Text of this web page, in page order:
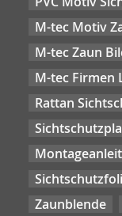
M-tec Motiv
M-tec Zaun
M-tec Firmen
Rattan
Zaunblende